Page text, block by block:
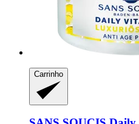
Carrinho